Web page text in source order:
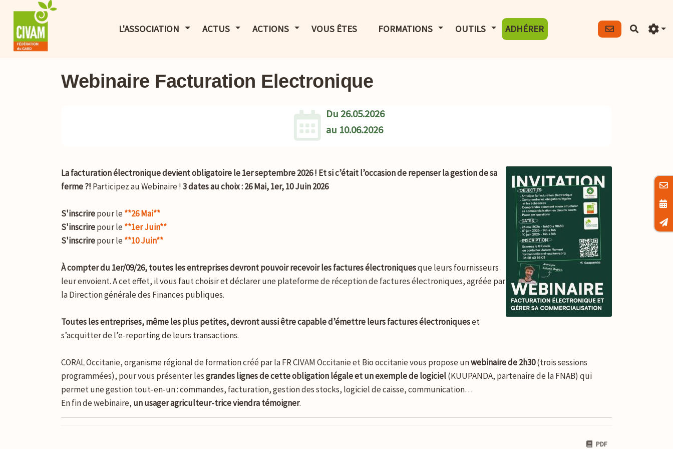
L'ASSOCIATION AFFICHER LE MENU
ACTUS AFFICHER LE MENU
ACTIONS AFFICHER LE MENU
VOUS ÊTES FORMATIONS AFFICHER LE MENU
OUTILS AFFICHER LE MENU
ADHÉRER
Webinaire Facturation Electronique
Du 26.05.2026
au 10.06.2026
La facturation électronique devient obligatoire le 1er septembre 2026 ! Et si c’était l’occasion de repenser la gestion de sa
ferme ?! Participez au Webinaire !3 dates au choix : 26 Mai, 1er, 10 Juin 2026
S'inscrirepour le**26 Mai**
S'inscrirepour le**1er Juin**
S'inscrirepour le**10 Juin**
À compter du 1er/09/26, toutes les entreprises devront pouvoir recevoir les factures électroniquesque leurs fournisseurs
leur envoient. A cet effet, il vous faut choisir et déclarer une plateforme de réception de factures électroniques, agréée par
la Direction générale des Finances publiques.
Toutes les entreprises, même les plus petites, devront aussi être capable d’émettre leurs factures électroniqueset
s’acquitter de l’e-reporting de leurs transactions.
CORAL Occitanie, organisme régional de formation créé par la FR CIVAM Occitanie et Bio occitanie vous propose unwebinaire de 2h30(trois sessions
programmées), pour vous présenter lesgrandes lignes de cette obligation légale et un exemple de logiciel(KUUPANDA, partenaire de la FNAB) qui
permet une gestion tout-en-un : commandes, facturation, gestion des stocks, logiciel de caisse, communication…
En fin de webinaire, un usager agriculteur-trice viendra témoigner.
PDF